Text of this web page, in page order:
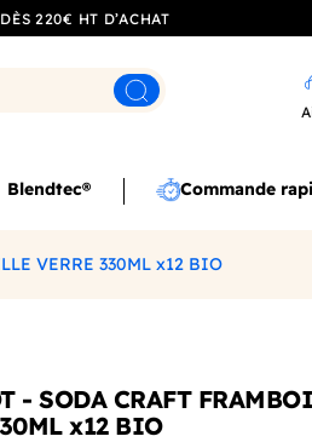
220€ HT D’ACHAT
Rechercher
Blendtec® Commande
VERRE 330ML x12 BIO
- SODA CRAFT
x12 BIO